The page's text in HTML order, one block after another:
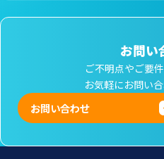
お問い
ご不明点やご要
お気軽にお問い
お問い合わせ